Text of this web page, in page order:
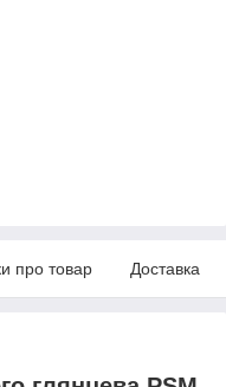
про товар Доставка